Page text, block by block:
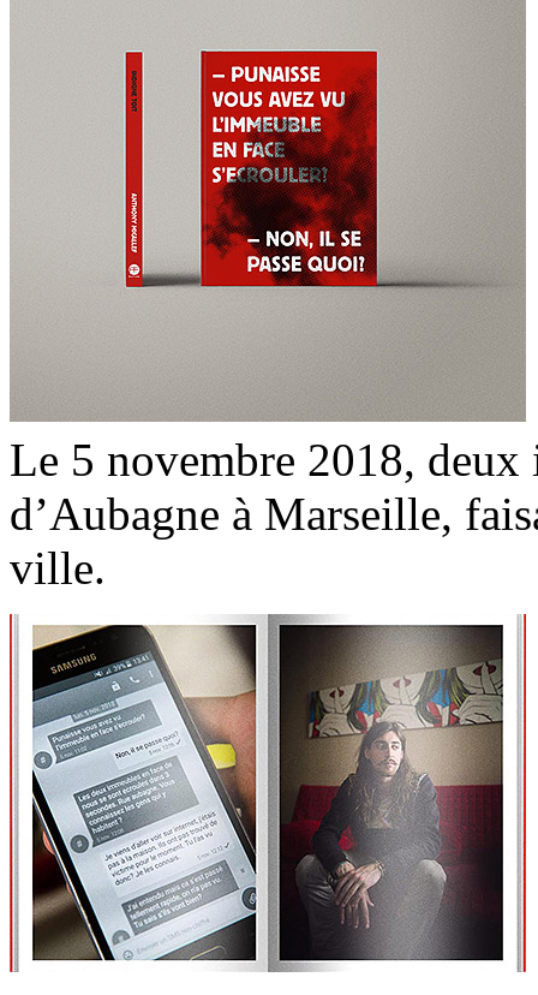
Le 5 novembre 2018, deux
d’Aubagne à Marseille,
ville.